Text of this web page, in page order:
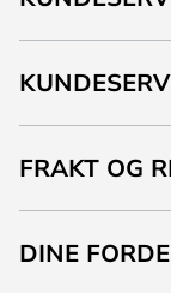
FRAKT OG
DINE